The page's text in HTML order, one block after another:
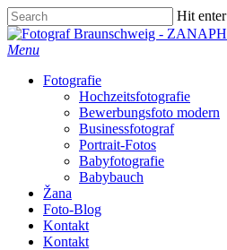
Skip
to
main
Hit
Close
Search
Menu
Fotografie
Hochzeitsfotografie
Bewerbungsfoto modern
Businessfotograf
Portrait-Fotos
Babyfotografie
Babybauch
Žana
Foto-Blog
Kontakt
Kontakt